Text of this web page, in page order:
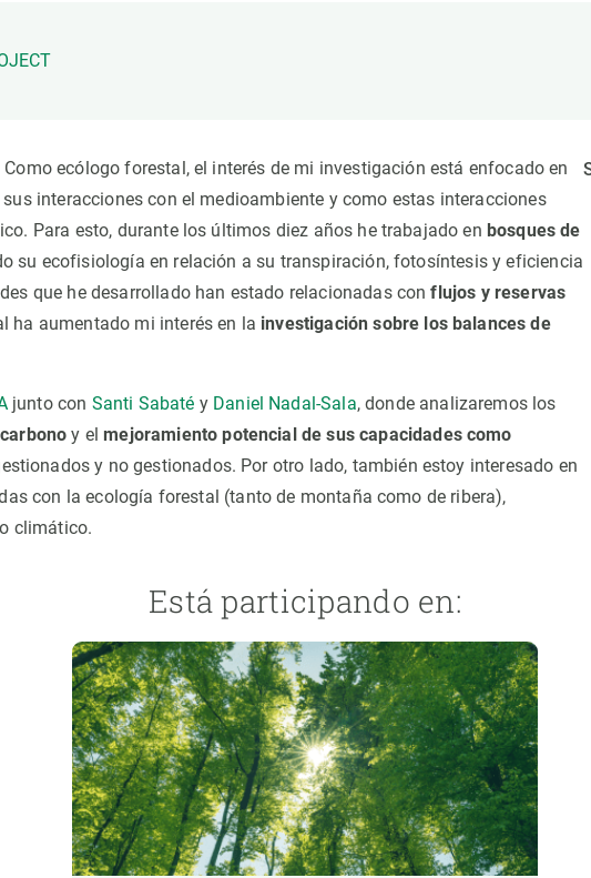
Como ecólogo forestal, el interés de mi investigación está enfocado en
sus interacciones con el medioambiente y como estas interacciones
Para esto, durante los últimos diez años he trabajado en bosques de
su ecofisiología en relación a su transpiración, fotosíntesis y eficiencia
que he desarrollado han estado relacionadas conflujos y reservas
ha aumentado mi interés en la investigación sobre los balances de
junto con Santi Sabaté y Daniel Nadal-Sala, donde analizaremos los
y elmejoramiento potencial de sus capacidades como
y no gestionados. Por otro lado, también estoy interesado en
con la ecología forestal (tanto de montaña como de ribera),
climático.
Está participando en:
Seminarios y
Te ofrecemos